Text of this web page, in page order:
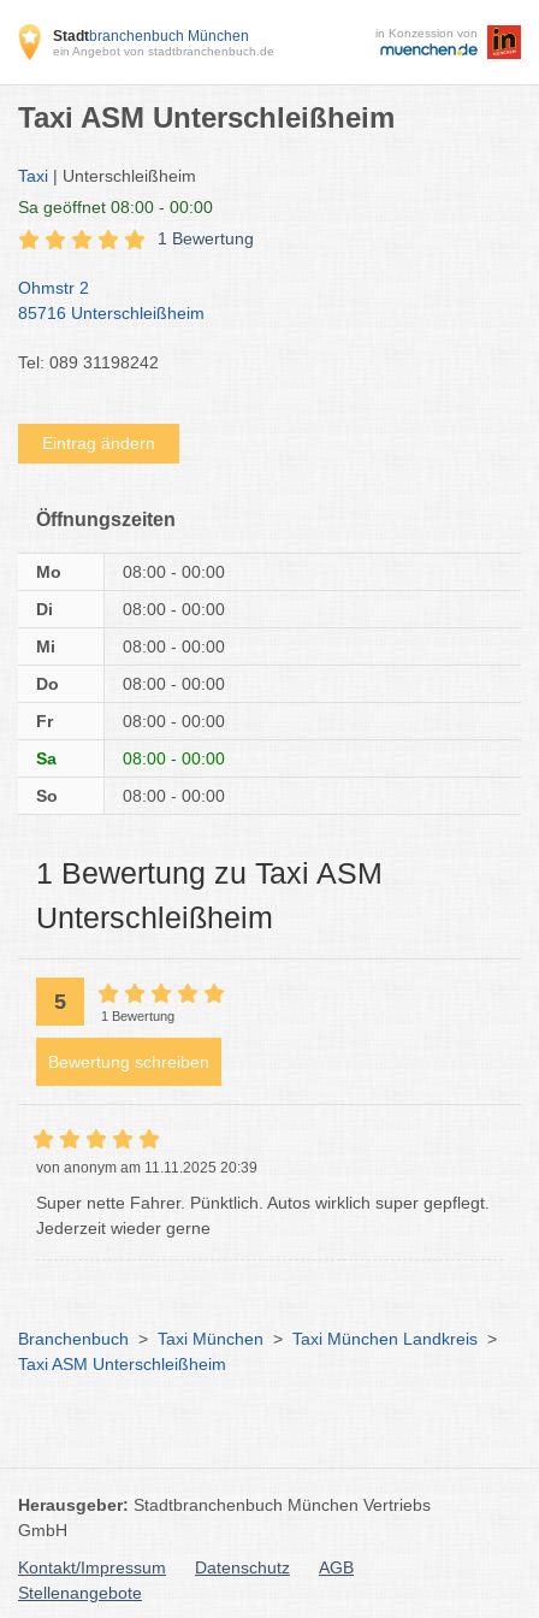
Stadtbranchenbuch München
ein Angebot von stadtbranchenbuch.de
in Konzession von
Taxi ASM Unterschleißheim
Taxi | Unterschleißheim
Sa geöffnet 08:00 - 00:00
1 Bewertung
Ohmstr 2
85716 Unterschleißheim
Tel: 089 31198242
Eintrag ändern
Öffnungszeiten
Mo
08:00 - 00:00
Di
08:00 - 00:00
Mi
08:00 - 00:00
Do
08:00 - 00:00
Fr
08:00 - 00:00
Sa
08:00 - 00:00
So
08:00 - 00:00
1 Bewertung zu Taxi ASM
Unterschleißheim
5
1 Bewertung
Bewertung schreiben
von anonym am 11.11.2025 20:39
Super nette Fahrer. Pünktlich. Autos wirklich super gepflegt.
Jederzeit wieder gerne
Branchenbuch > Taxi München > Taxi München Landkreis >
Taxi ASM Unterschleißheim
Herausgeber: Stadtbranchenbuch München Vertriebs
GmbH
Kontakt/Impressum
Datenschutz
AGB
Stellenangebote